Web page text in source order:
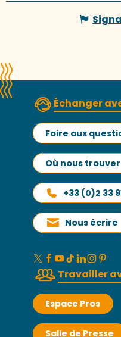
Échanger
Foire aux
Où nous trouver
+33 (0)2 33
Nous écrire
Travailler
Espace Pros
Salle de Presse